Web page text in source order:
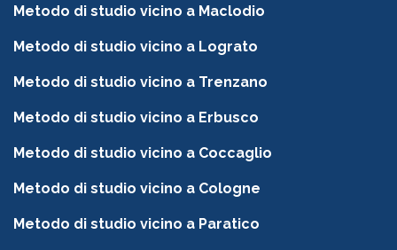
Metodo di studio vicino a Maclodio
Metodo di studio vicino a Lograto
Metodo di studio vicino a Trenzano
Metodo di studio vicino a Erbusco
Metodo di studio vicino a Coccaglio
Metodo di studio vicino a Cologne
Metodo di studio vicino a Paratico